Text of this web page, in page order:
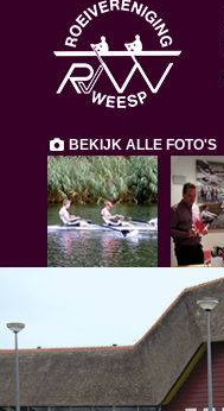
BEKIJK ALLE FOTO'S